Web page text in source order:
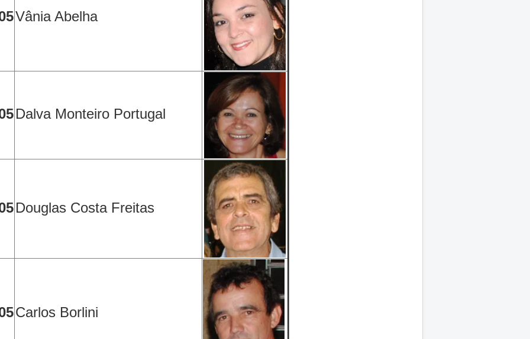
Vânia Abelha
Dalva Monteiro Portugal
Douglas Costa Freitas
Carlos Borlini